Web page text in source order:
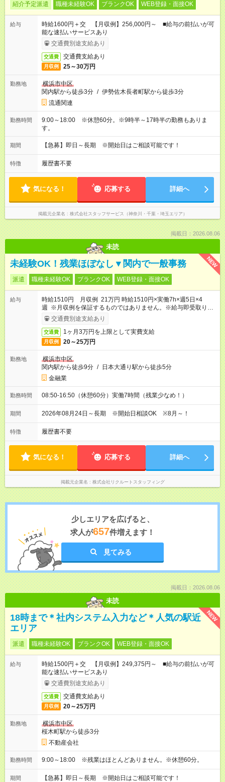
紹介予定派遣 職種未経験OK ブランクOK WEB登録・面接OK
給与
時給1600円＋交 【月収例】256,000円～ ■給与の前払いが可
能な速払いサービスあり
交通費別途支給あり
交通費 交通費支給あり
月収例 25～30万円
勤務地
横浜市中区
関内駅から徒歩3分 / 伊勢佐木長者町駅から徒歩3分
流通関連
勤務時間
9:00～18:00 ※休憩60分。※9時半～17時半の勤務もありま
す。
期間 【急募】即日～長期 ※開始日はご相談可能です！
特徴 履歴書不要
気になる！ 応募する 詳細へ
掲載元企業名 株式会社スタッフサービス（神奈川・千葉・埼玉エリア）
掲載日：2026.08.06
未読
NEW
未経験OK！残業ほぼなし▼関内で一般事務
派遣 職種未経験OK ブランクOK WEB登録・面接OK
給与
時給1510円 月収例 21万円 時給1510円×実働7h×週5日×4
週 ※月収例を保証するものではありません。※給与即受取りサ
ービス利用可（利用条件有）
交通費別途支給あり
交通費 1ヶ月3万円を上限として実費支給
月収例 20～25万円
勤務地
横浜市中区
関内駅から徒歩9分 / 日本大通り駅から徒歩5分
金融業
勤務時間 08:50-16:50（休憩60分）実働7時間（残業少なめ！）
期間 2026年08月24日～長期 ※開始日相談OK ※8月～！
特徴 履歴書不要
気になる！ 応募する 詳細へ
掲載元企業名 株式会社リクルートスタッフィング
少しエリアを広げると、
求人が657件増えます！
見てみる
掲載日：2026.08.06
未読
NEW
18時まで＊社内システム入力など＊人気の駅近
エリア
派遣 職種未経験OK ブランクOK WEB登録・面接OK
給与
時給1500円＋交 【月収例】249,375円～ ■給与の前払いが可
能な速払いサービスあり
交通費別途支給あり
交通費 交通費支給あり
月収例 20～25万円
勤務地
横浜市中区
桜木町駅から徒歩3分
不動産会社
勤務時間 9:00～18:00 ※残業はほとんどありません。※休憩60分。
期間 【急募】即日～長期 ※開始日はご相談可能です！